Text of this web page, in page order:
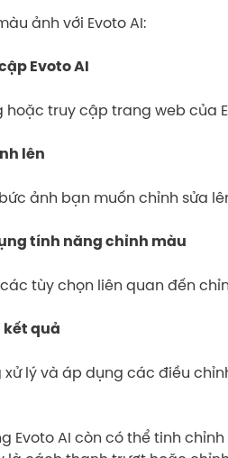
ảnh với Evoto AI:
Evoto AI
hoặc truy cập trang web của
lên
ảnh bạn muốn chỉnh sửa
tính năng chỉnh màu
tùy chọn liên quan đến
kết quả
xử lý và áp dụng các điều
Evoto AI còn có thể tinh